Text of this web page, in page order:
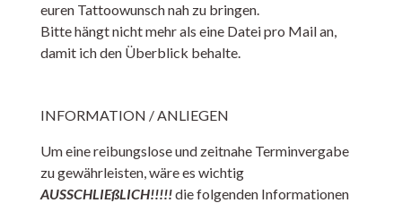
euren Tattoowunsch nah zu bringen.
Bitte hängt nicht mehr als eine Datei pro Mail an,
damit ich den Überblick behalte.
INFORMATION / ANLIEGEN
Um eine reibungslose und zeitnahe Terminvergabe
zu gewährleisten, wäre es wichtig
AUSSCHLIEßLICH!!!!!die folgenden Informationen